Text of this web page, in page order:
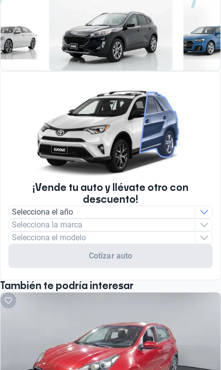
¡Vende tu auto y llévate otro con
descuento!
Selecciona el año
Selecciona la marca
Selecciona el modelo
Cotizar auto
También te podría interesar